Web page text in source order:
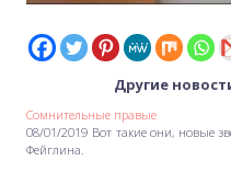
Другие
Сомнительные правые
08/01/2019 Вот такие они, новые
Фейглина.